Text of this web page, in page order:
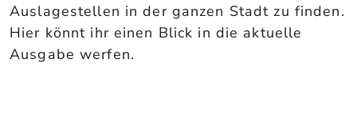
Auslagestellen in der ganzen Stadt zu finden.
Hier könnt ihr einen Blick in die aktuelle
Ausgabe werfen.